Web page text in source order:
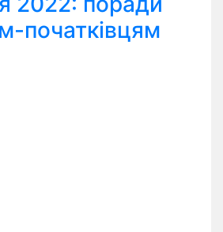
початківцям